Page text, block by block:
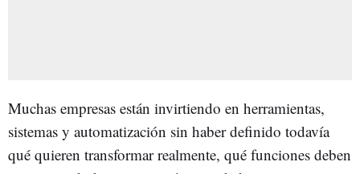
Muchas empresas están invirtiendo en herramientas,
sistemas y automatización sin haber definido todavía
qué quieren transformar realmente, qué funciones deben